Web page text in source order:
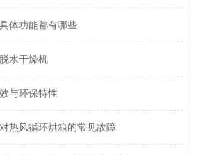
体功能都有哪些
水干燥机
与环保特性
热风循环烘箱的常见故障